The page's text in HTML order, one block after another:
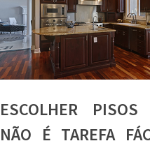
ESCOLHER PISOS
NÃO É TAREFA